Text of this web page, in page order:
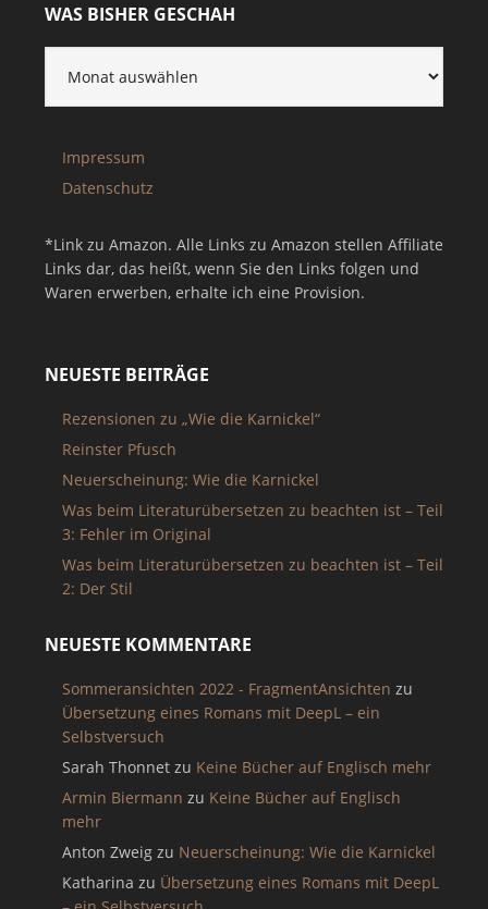
WAS BISHER GESCHAH
Impressum
Datenschutz
*Link zu Amazon. Alle Links zu Amazon stellen Affiliate
Links dar, das heißt, wenn Sie den Links folgen und
Waren erwerben, erhalte ich eine Provision.
NEUESTE BEITRÄGE
Rezensionen zu „Wie die Karnickel“
Reinster Pfusch
Neuerscheinung: Wie die Karnickel
Was beim Literaturübersetzen zu beachten ist – Teil
3: Fehler im Original
Was beim Literaturübersetzen zu beachten ist – Teil
2: Der Stil
NEUESTE KOMMENTARE
Sommeransichten 2022 - FragmentAnsichten zu
Übersetzung eines Romans mit DeepL – ein
Selbstversuch
Sarah Thonnetzu Keine Bücher auf Englisch mehr
Armin Biermann zu Keine Bücher auf Englisch
mehr
Anton Zweigzu Neuerscheinung: Wie die Karnickel
Katharina zu Übersetzung eines Romans mit DeepL